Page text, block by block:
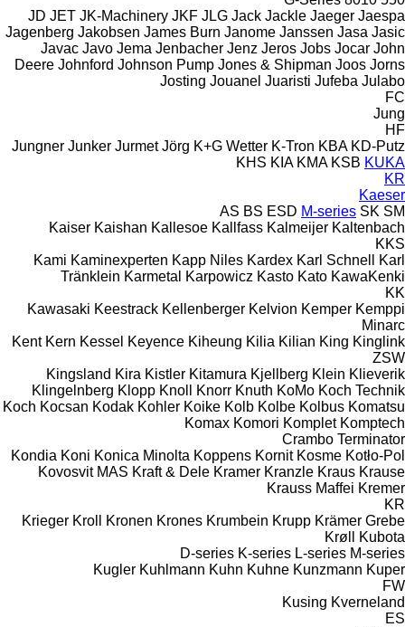
JD JET JK-Machinery JKF JLG Jack Jackle Jaeger Jaespa
Jagenberg Jakobsen James Burn Janome Janssen Jasa Jasic
Javac Javo Jema Jenbacher Jenz Jeros Jobs Jocar John
Deere Johnford Johnson Pump Jones & Shipman Joos Jorns
Josting Jouanel Juaristi Jufeba Julabo
FC
Jung
HF
Jungner Junker Jurmet Jörg K+G Wetter K-Tron KBA KD-Putz
KHS KIA KMA KSB KUKA
KR
Kaeser
AS BS ESD M-series SK SM
Kaiser Kaishan Kallesoe Kallfass Kalmeijer Kaltenbach
KKS
Kami Kaminexperten Kapp Niles Kardex Karl Schnell
Karl
Tränklein Karmetal Karpowicz Kasto Kato KawaKenki
KK
Kawasaki Keestrack Kellenberger Kelvion Kemper Kemppi
Minarc
Kent Kern Kessel Keyence Kiheung Kilia Kilian King Kinglink
ZSW
Kingsland Kira Kistler Kitamura Kjellberg Klein Klieverik
Klingelnberg Klopp Knoll Knorr Knuth KoMo Koch Technik
Koch Kocsan Kodak Kohler Koike Kolb Kolbe Kolbus Komatsu
Komax Komori Komplet Komptech
Crambo Terminator
Kondia Koni Konica Minolta Koppens Kornit Kosme Kotło-Pol
Kovosvit MAS Kraft & Dele Kramer Kranzle Kraus Krause
Krauss Maffei Kremer
KR
Krieger Kroll Kronen Krones Krumbein Krupp Krämer Grebe
Krøll
Kubota
D-series K-series L-series M-series
Kugler Kuhlmann Kuhn Kuhne Kunzmann Kuper
FW
Kusing Kverneland
ES